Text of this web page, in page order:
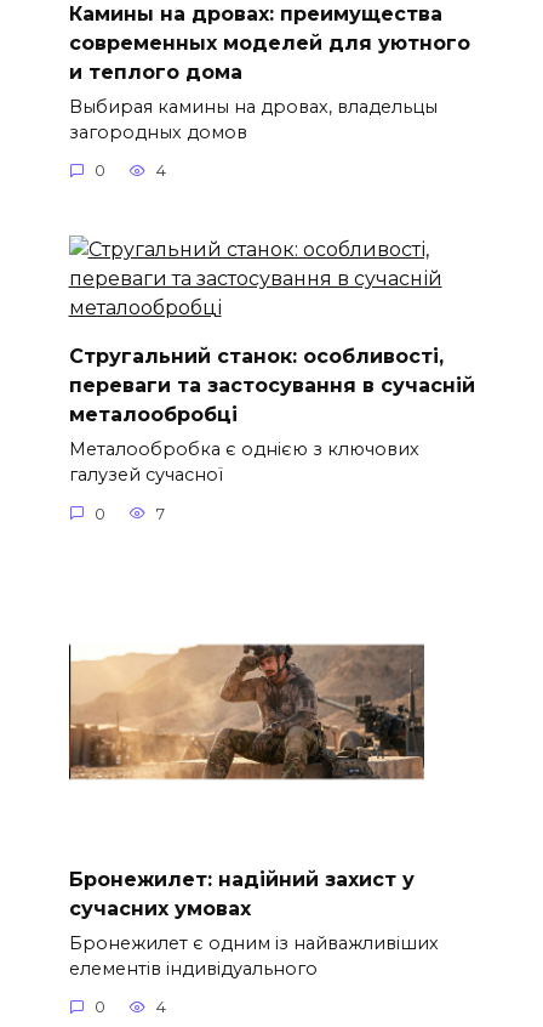
Камины на дровах: преимущества
современных моделей для уютного
и теплого дома
Выбирая камины на дровах, владельцы
загородных домов
0 4
Стругальний станок: особливості,
переваги та застосування в сучасній
металообробці
Металообробка є однією з ключових
галузей сучасної
0 7
Бронежилет: надійний захист у
сучасних умовах
Бронежилет є одним із найважливіших
елементів індивідуального
0 4